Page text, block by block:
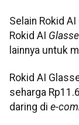
Selain Rokid
Rokid AI
lainnya untuk
Rokid AI
seharga
daring di e-